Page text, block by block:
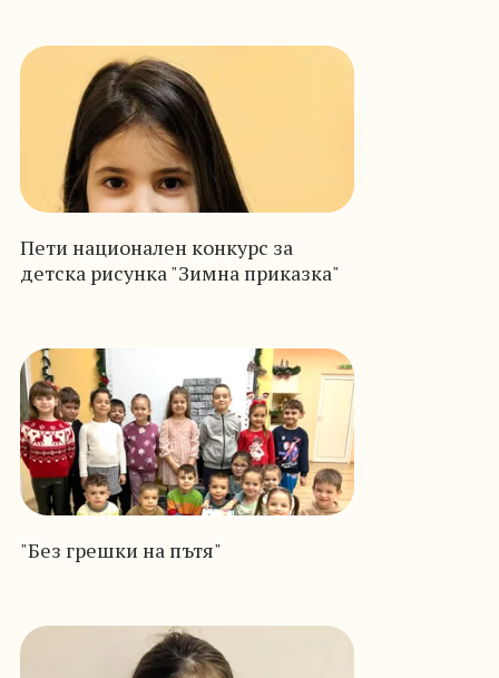
Пети национален конкурс за
детска рисунка "Зимна приказка"
"Без грешки на пътя"